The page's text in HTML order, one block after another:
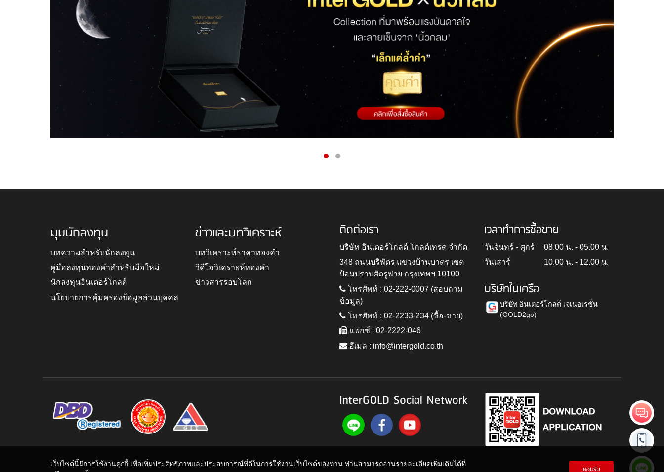
มุมนักลงทุน
บทความสำหรับนักลงทุน
คู่มือลงทุนทองคำสำหรับมือใหม่
นักลงทุนอินเตอร์โกลด์
นโยบายการคุ้มครองข้อมูลส่วนบุคคล
ข่าวและบทวิเคราะห์
บทวิเคราะห์ราคาทองคำ
วิดีโอวิเคราะห์ทองคำ
ข่าวสารรอบโลก
ติดต่อเรา
บริษัท อินเตอร์โกลด์ โกลด์เทรด จำกัด
348 ถนนบริพัตร แขวงบ้านบาตร เขต
ป้อมปราบศัตรูพ่าย กรุงเทพฯ 10100
โทรศัพท์ : 02-222-0007 (สอบถาม
ข้อมูล)
โทรศัพท์ : 02-2233-234 (ซื้อ-ขาย)
แฟกซ์ : 02-2222-046
อีเมล : info@intergold.co.th
เวลาทำการซื้อขาย
วันจันทร์ - ศุกร์
08.00 น. - 05.00 น.
วันเสาร์
10.00 น. - 12.00 น.
บริษัทในเครือ
บริษัท อินเตอร์โกลด์ เจเนอเรชั่น
(GOLD2go)
InterGOLD Social Network
เว็บไซต์นี้มีการใช้งานคุกกี้ เพื่อเพิ่มประสิทธิภาพและประสบการณ์ที่ดีในการใช้งานเว็บไซต์ของท่าน ท่านสามารถอ่านรายละเอียดเพิ่มเติมได้ที่
ยอมรับ